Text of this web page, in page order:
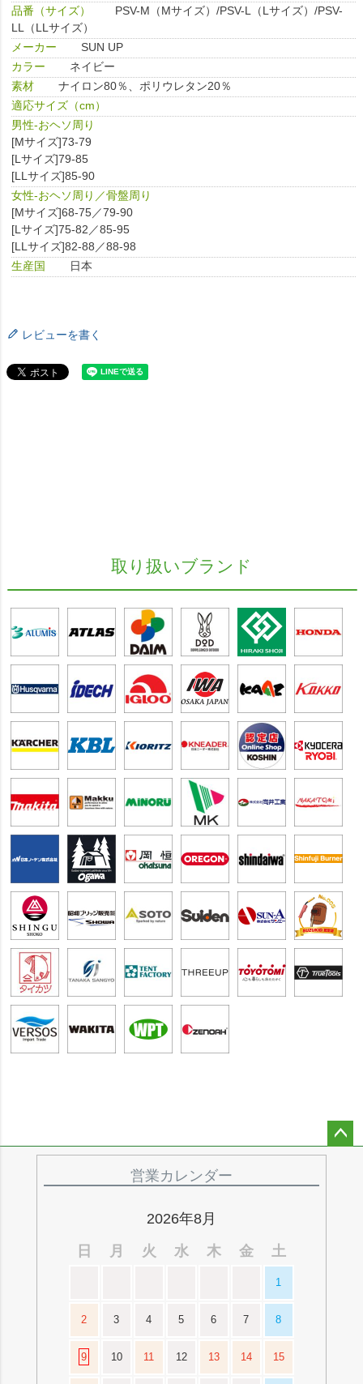
品番（サイズ）
PSV-M（Mサイズ）/PSV-L（Lサイズ）/PSV-
LL（LLサイズ）
メーカー
SUN UP
カラー
ネイビー
素材
ナイロン80％、ポリウレタン20％
適応サイズ（cm）
男性-おヘソ周り
[Mサイズ]73-79
[Lサイズ]79-85
[LLサイズ]85-90
女性-おヘソ周り／骨盤周り
[Mサイズ]68-75／79-90
[Lサイズ]75-82／85-95
[LLサイズ]82-88／88-98
生産国
日本
レビューを書く
取り扱いブランド
営業カレンダー
2026年8月
日
月 火 水 木 金 土
1
2 3 4 5 6 7 8
9 10 11 12 13 14 15